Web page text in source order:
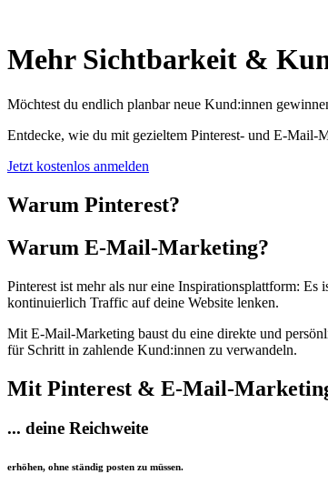
Mehr Sichtbarkeit &
Möchtest du endlich planbar neue Kund:innen
Entdecke, wie du mit gezieltem Pinterest- und E-Mail-
Jetzt kostenlos anmelden
Warum Pinterest?
Warum E-Mail-Marketing?
Pinterest ist mehr als nur eine Inspirationsplattform:
kontinuierlich Traffic auf deine Website lenken.
Mit E-Mail-Marketing baust du eine direkte und
für Schritt in zahlende Kund:innen zu verwandeln.
Mit Pinterest & E-Mail-
... deine Reichweite
erhöhen, ohne ständig posten zu müssen.